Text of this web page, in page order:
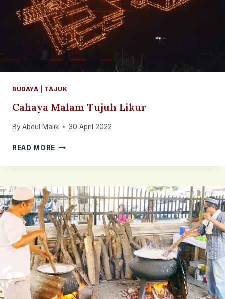
BUDAYA TAJUK
Cahaya Malam Tujuh Likur
By Abdul Malik 30 April 2022
READ MORE CAHAYA
TUJUH